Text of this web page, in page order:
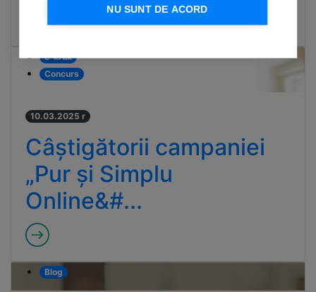
e-kruk
Concurs
10.03.2025 r
Câștigătorii campaniei
„Pur și Simplu
Online&#...
Blog
NU SUNT DE ACORD